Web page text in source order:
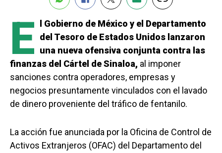
E
l Gobierno de México y el Departamento
del Tesoro de Estados Unidos lanzaron
una nueva ofensiva conjunta contra las
finanzas del Cártel de Sinaloa, al imponer
sanciones contra operadores, empresas y
negocios presuntamente vinculados con el lavado
de dinero proveniente del tráfico de fentanilo.
La acción fue anunciada por la Oficina de Control de
Activos Extranjeros (OFAC) del Departamento del